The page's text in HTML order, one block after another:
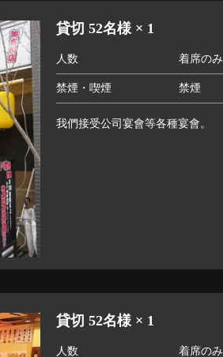
貸切 52名様 × 1
人数 着席のみ
禁煙・喫煙 禁煙
我們接受公司宴會等各種宴會。
貸切 52名様 × 1
人数 着席のみ